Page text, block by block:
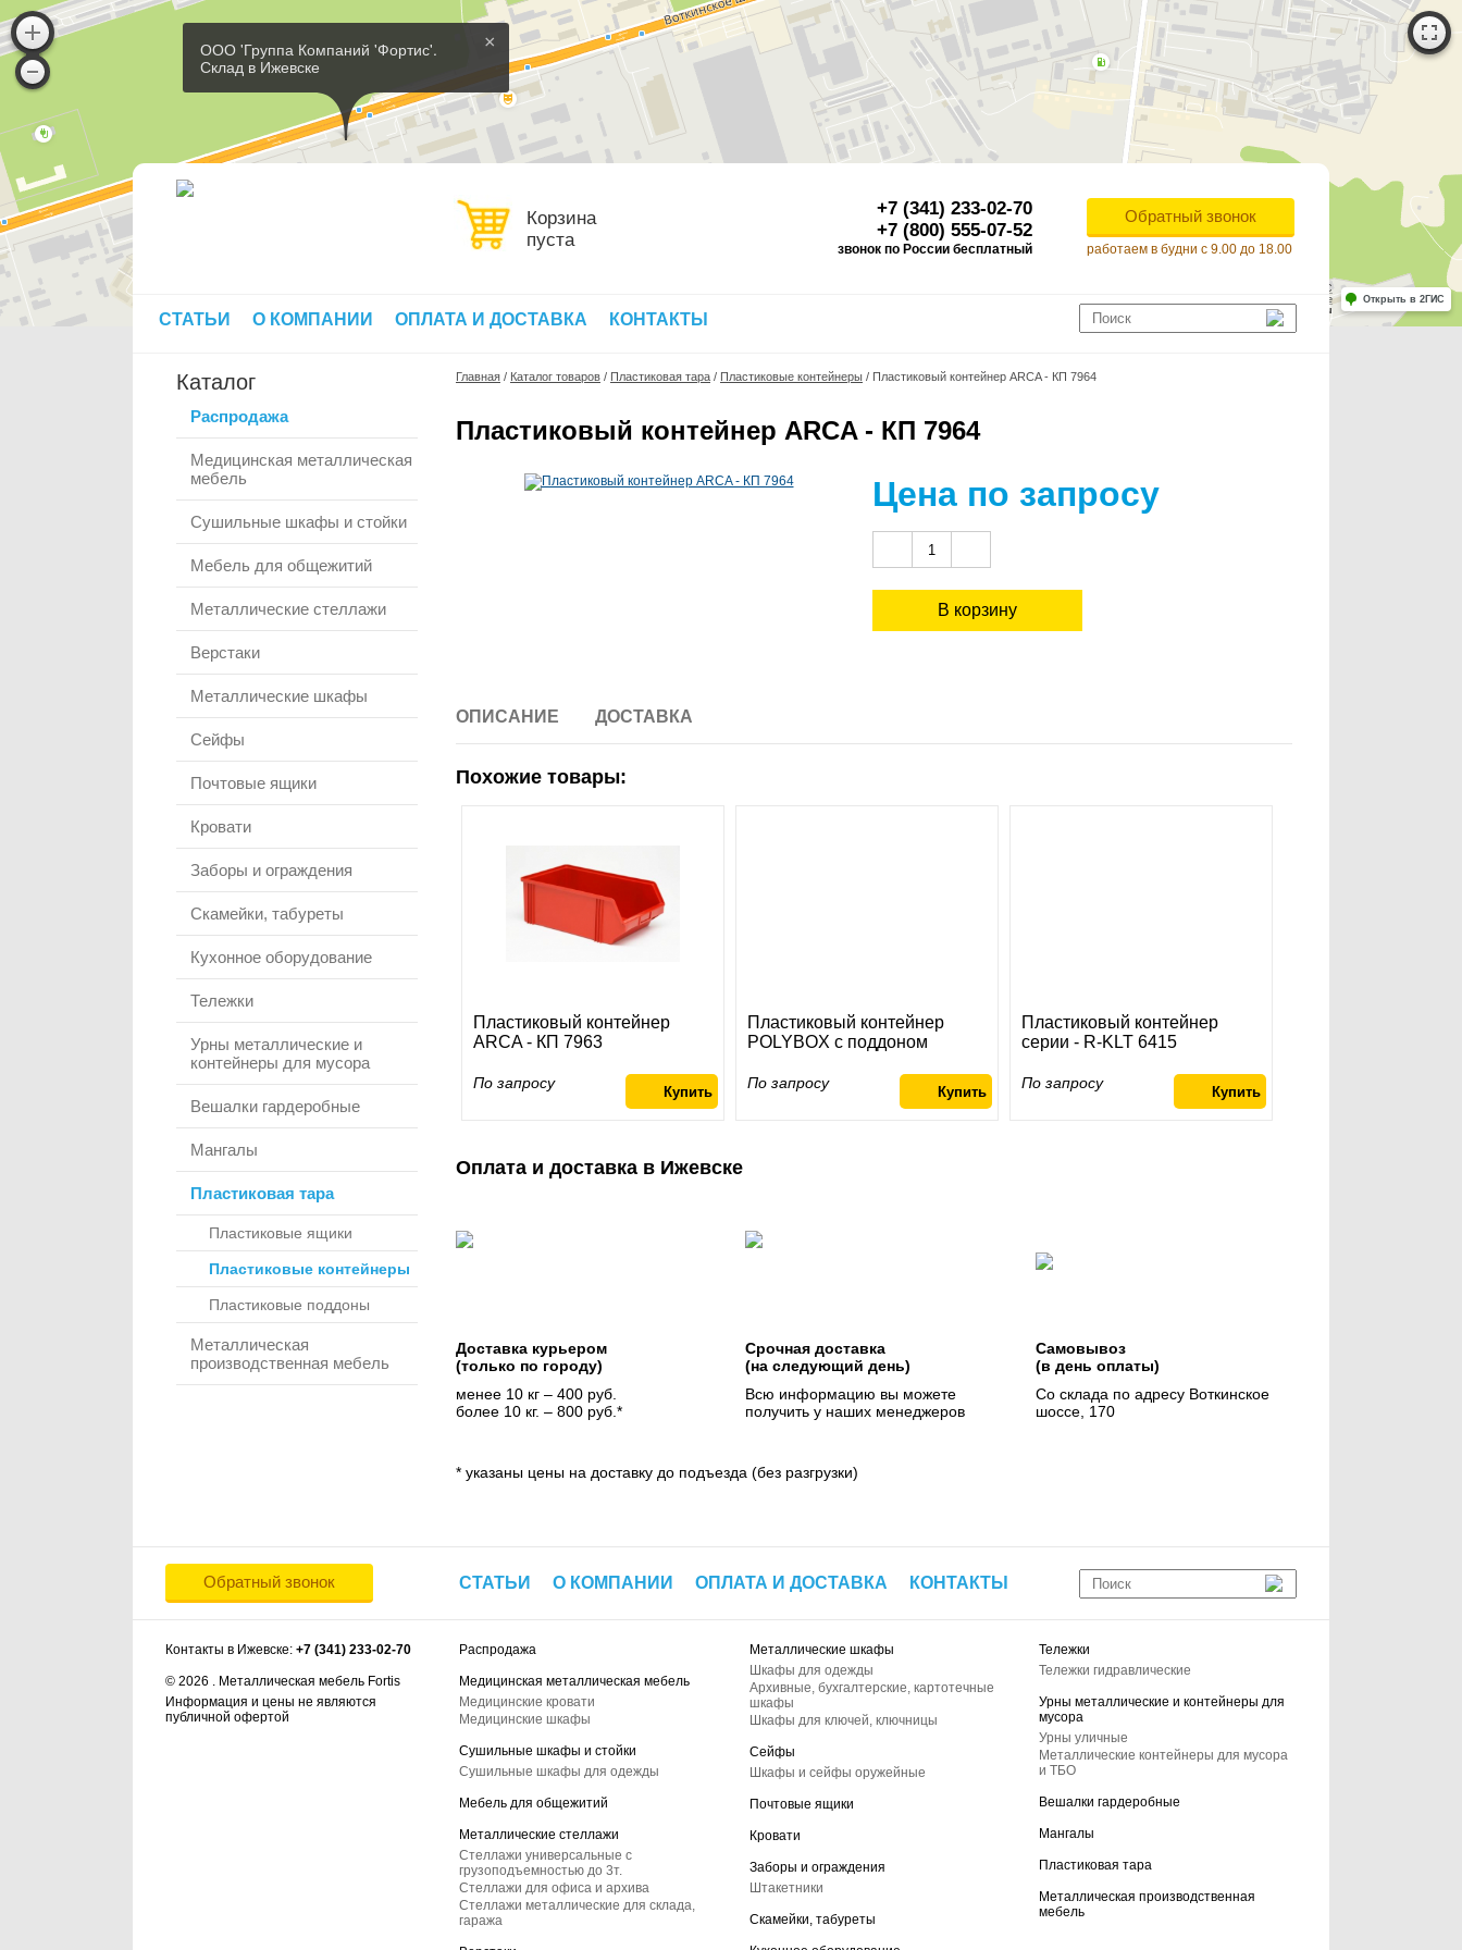
×
ООО 'Группа Компаний 'Фортис'.
Склад в Ижевске
Работает на API 2ГИС
Лицензионное соглашение
Для корректной работы Raster JS API нужен ключ. Помощь: api@2gis.ru
Открыть в 2ГИС
Корзина
пуста
+7 (341) 233-02-70
+7 (800) 555-07-52
звонок по России бесплатный
Обратный звонок
работаем в будни с 9.00 до 18.00
СТАТЬИ О КОМПАНИИ ОПЛАТА И ДОСТАВКА КОНТАКТЫ
Каталог
Распродажа
Медицинская металлическая
мебель
Сушильные шкафы и стойки
Мебель для общежитий
Металлические стеллажи
Верстаки
Металлические шкафы
Сейфы
Почтовые ящики
Кровати
Заборы и ограждения
Скамейки, табуреты
Кухонное оборудование
Тележки
Урны металлические и
контейнеры для мусора
Вешалки гардеробные
Мангалы
Пластиковая тара
Пластиковые ящики
Пластиковые контейнеры
Пластиковые поддоны
Металлическая
производственная мебель
Главная / Каталог товаров / Пластиковая тара / Пластиковые контейнеры / Пластиковый контейнер ARCA - КП 7964
Пластиковый контейнер ARCA - КП 7964
Цена по запросу
ОПИСАНИЕ ДОСТАВКА
Похожие товары:
Пластиковый контейнер
ARCA - КП 7963
По запросу
Пластиковый контейнер
POLYBOX с поддоном
По запросу
Пластиковый контейнер
серии - R-KLT 6415
По запросу
Оплата и доставка в Ижевске
Доставка курьером
(только по городу)
менее 10 кг – 400 руб.
более 10 кг. – 800 руб.*
Срочная доставка
(на следующий день)
Всю информацию вы можете
получить у наших менеджеров
Самовывоз
(в день оплаты)
Со склада по адресу Воткинское
шоссе, 170
* указаны цены на доставку до подъезда (без разгрузки)
Обратный звонок СТАТЬИ О КОМПАНИИ ОПЛАТА И ДОСТАВКА КОНТАКТЫ
Контакты в Ижевске: +7 (341) 233-02-70
© 2026 . Металлическая мебель Fortis
Информация и цены не являются
публичной офертой
Распродажа
Медицинская металлическая мебель
Медицинские кровати
Медицинские шкафы
Сушильные шкафы и стойки
Сушильные шкафы для одежды
Мебель для общежитий
Металлические стеллажи
Стеллажи универсальные с
грузоподъемностью до 3т.
Стеллажи для офиса и архива
Стеллажи металлические для склада,
гаража
Металлические шкафы
Шкафы для одежды
Архивные, бухгалтерские, картотечные
шкафы
Шкафы для ключей, ключницы
Сейфы
Шкафы и сейфы оружейные
Почтовые ящики
Кровати
Заборы и ограждения
Штакетники
Скамейки, табуреты
Тележки
Тележки гидравлические
Урны металлические и контейнеры для
мусора
Урны уличные
Металлические контейнеры для мусора
и ТБО
Вешалки гардеробные
Мангалы
Пластиковая тара
Металлическая производственная
мебель